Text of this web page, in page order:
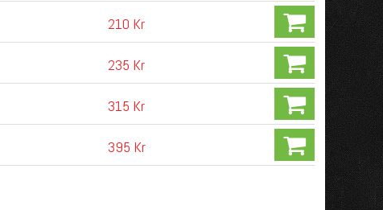
210 Kr
235 Kr
315 Kr
395 Kr